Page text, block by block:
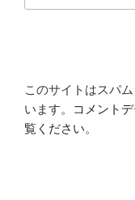
このサイトはスパ
います。
コメント
覧ください。